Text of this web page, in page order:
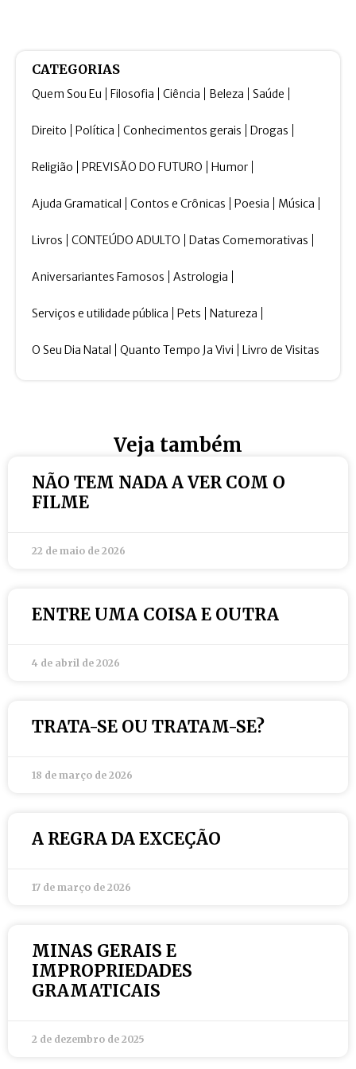
CATEGORIAS
Quem Sou Eu Filosofia Ciência Beleza Saúde
Direito Política Conhecimentos gerais Drogas
Religião PREVISÃO DO FUTURO Humor
Ajuda Gramatical Contos e Crônicas Poesia Música
Livros CONTEÚDO ADULTO Datas Comemorativas
Aniversariantes Famosos Astrologia
Serviços e utilidade pública Pets Natureza
O Seu Dia Natal Quanto Tempo Ja Vivi Livro de Visitas
Veja também
NÃO TEM NADA A VER COM O
FILME
22 de maio de 2026
ENTRE UMA COISA E OUTRA
4 de abril de 2026
TRATA-SE OU TRATAM-SE?
18 de março de 2026
A REGRA DA EXCEÇÃO
17 de março de 2026
MINAS GERAIS E
IMPROPRIEDADES
GRAMATICAIS
2 de dezembro de 2025